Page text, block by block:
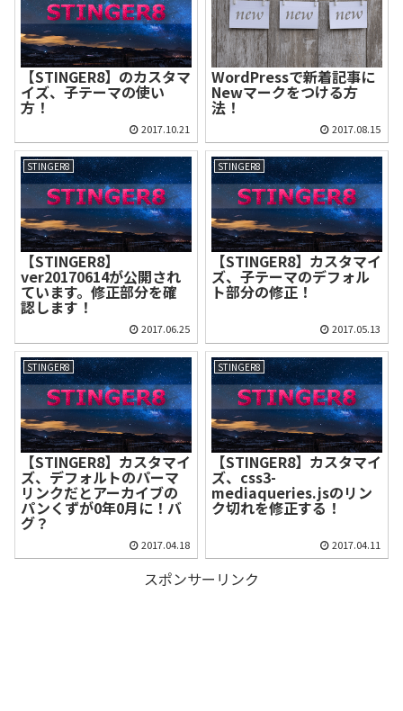
【STINGER8】のカスタマ
イズ、子テーマの使い
方！
2017.10.21
WordPressで新着記事に
Newマークをつける方
法！
2017.08.15
STINGER8
【STINGER8】
ver20170614が公開され
ています。修正部分を確
認します！
2017.06.25
STINGER8
【STINGER8】カスタマイ
ズ、子テーマのデフォル
ト部分の修正！
2017.05.13
STINGER8
【STINGER8】カスタマイ
ズ、デフォルトのパーマ
リンクだとアーカイブの
パンくずが0年0月に！バ
グ？
2017.04.18
STINGER8
【STINGER8】カスタマイ
ズ、css3-
mediaqueries.jsのリン
ク切れを修正する！
2017.04.11
スポンサーリンク